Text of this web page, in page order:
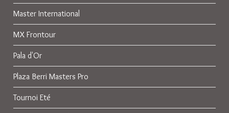
Master International
MX Frontour
Pala d'Or
Plaza Berri Masters Pro
Tournoi Eté